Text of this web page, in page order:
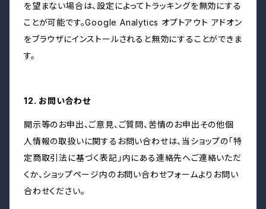
を望まない場合は、設定によってトラッキングを無効にする
ことが可能です。Google Analytics オプトアウト アドオン
をブラウザにインストールされると無効にすることができま
す。
12. お問い合わせ
開示等のお申出、ご意見、ご質問、苦情のお申出その他個
人情報の取扱いに関するお問い合わせは、当ショップの「特
定商取引法に基づく表記」内にある連絡先へご連絡いただ
くか、ショップページ内のお問い合わせフォームよりお問い
合わせください。